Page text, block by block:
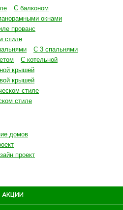
С балконом
окнами
прованс
стиле
С 3 спальнями
С котельной
крышей
крышей
стиле
стиле
домов
проект
АКЦИИ